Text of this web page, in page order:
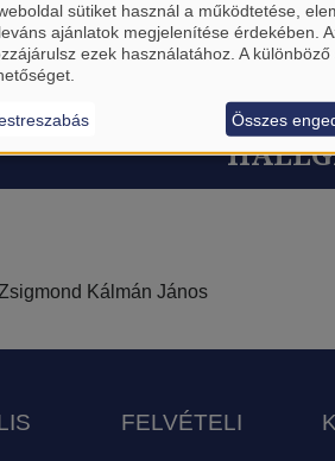
Kálmán János
FELVÉTELI
sütiket használ a működtetése,
ajánlatok megjelenítése érdekében.
ezek használatához. A
Összes